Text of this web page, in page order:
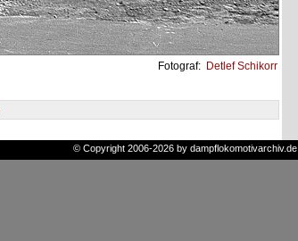
Fotograf: Detlef Schikorr
© Copyright 2006-2026 by dampflokomotivarchiv.de